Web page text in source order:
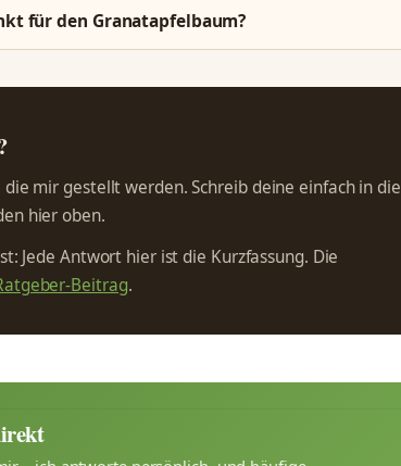
für den Granatapfelbaum?
mir gestellt werden. Schreib deine einfach in die
hier oben.
Jede Antwort hier ist die Kurzfassung. Die
Beitrag.